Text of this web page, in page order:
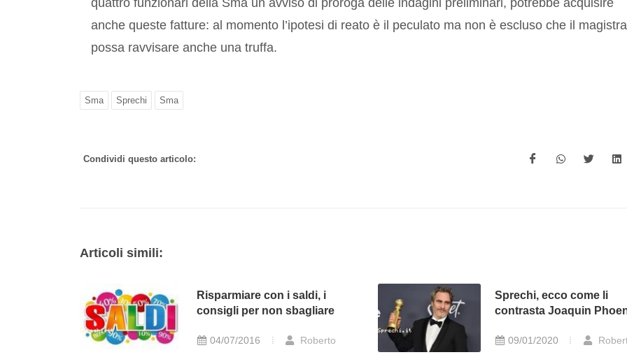
quattro funzionari della Sma un avviso di proroga delle indagini preliminari, potrebbe acquisire
anche queste fatture: al momento l’ipotesi di reato è il peculato ma non è escluso che il
possa ravvisare anche una truffa.
Sma Sprechi Sma
Condividi questo articolo:
Articoli simili:
Risparmiare con i saldi, i
consigli per non sbagliare
04/07/2016 Roberto
Sprechi, ecco come li
contrasta Joaquin
09/01/2020